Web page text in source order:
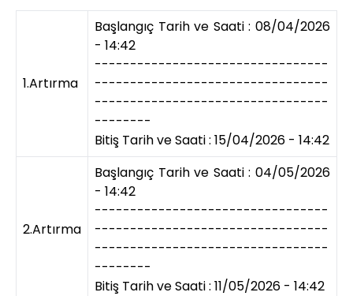
1.Artırma
Başlangıç Tarih ve Saati : 08/04/2026
- 14:42
---------------------------------
---------------------------------
---------------------------------
--------
Bitiş Tarih ve Saati : 15/04/2026 - 14:42
2.Artırma
Başlangıç Tarih ve Saati : 04/05/2026
- 14:42
---------------------------------
---------------------------------
---------------------------------
--------
Bitiş Tarih ve Saati : 11/05/2026 - 14:42